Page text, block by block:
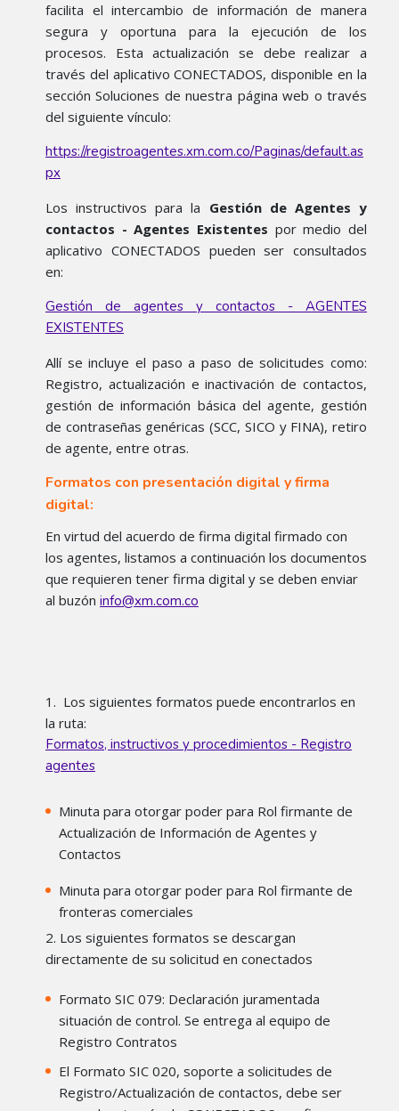
facilita el intercambio de información de manera
segura y oportuna para la ejecución de los
procesos. Esta actualización se debe realizar a
través del aplicativo CONECTADOS, disponible en la
sección Soluciones de nuestra página web o través
del siguiente vínculo:
https://registroagentes.xm.com.co/Paginas/default.as
px
Los instructivos para la Gestión de Agentes y
contactos - Agentes Existentes por medio del
aplicativo CONECTADOS pueden ser consultados
en:
Gestión de agentes y contactos - AGENTES
EXISTENTES
Allí se incluye el paso a paso de solicitudes como:
Registro, actualización e inactivación de contactos,
gestión de información básica del agente, gestión
de contraseñas genéricas (SCC, SICO y FINA), retiro
de agente, entre otras.
Formatos con presentación digital y firma
digital:
En virtud del acuerdo de firma digital firmado con
los agentes, listamos a continuación los documentos
que requieren tener firma digital y se deben enviar
al buzón info@xm.com.co
1. Los siguientes formatos puede encontrarlos en
la ruta:
Formatos, instructivos y procedimientos - Registro
agentes
Minuta para otorgar poder para Rol firmante de
Actualización de Información de Agentes y
Contactos
Minuta para otorgar poder para Rol firmante de
fronteras comerciales
2. Los siguientes formatos se descargan
directamente de su solicitud en conectados
Formato SIC 079: Declaración juramentada
situación de control. Se entrega al equipo de
Registro Contratos
El Formato SIC 020, soporte a solicitudes de
Registro/Actualización de contactos, debe ser